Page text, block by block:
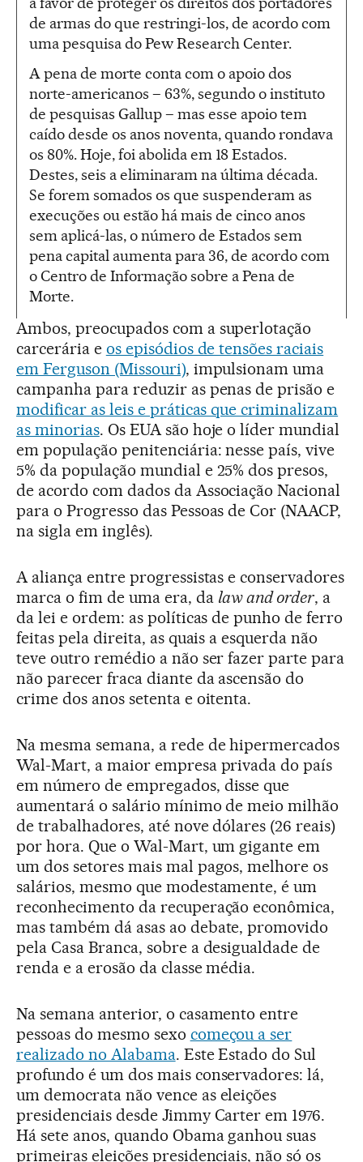
de armas do que restringi-los, de acordo com
uma pesquisa do Pew Research Center.
A pena de morte conta com o apoio dos
norte-americanos – 63%, segundo o instituto
de pesquisas Gallup – mas esse apoio tem
caído desde os anos noventa, quando rondava
os 80%. Hoje, foi abolida em 18 Estados.
Destes, seis a eliminaram na última década.
Se forem somados os que suspenderam as
execuções ou estão há mais de cinco anos
sem aplicá-las, o número de Estados sem
pena capital aumenta para 36, de acordo com
o Centro de Informação sobre a Pena de
Morte.
Ambos, preocupados com a superlotação
carcerária e os episódios de tensões raciais
em Ferguson (Missouri), impulsionam uma
campanha para reduzir as penas de prisão e
modificar as leis e práticas que criminalizam
as minorias. Os EUA são hoje o líder mundial
em população penitenciária: nesse país, vive
5% da população mundial e 25% dos presos,
de acordo com dados da Associação Nacional
para o Progresso das Pessoas de Cor (NAACP,
na sigla em inglês).
A aliança entre progressistas e conservadores
marca o fim de uma era, da law and order, a
da lei e ordem: as políticas de punho de ferro
feitas pela direita, as quais a esquerda não
teve outro remédio a não ser fazer parte para
não parecer fraca diante da ascensão do
crime dos anos setenta e oitenta.
Na mesma semana, a rede de hipermercados
Wal-Mart, a maior empresa privada do país
em número de empregados, disse que
aumentará o salário mínimo de meio milhão
de trabalhadores, até nove dólares (26 reais)
por hora. Que o Wal-Mart, um gigante em
um dos setores mais mal pagos, melhore os
salários, mesmo que modestamente, é um
reconhecimento da recuperação econômica,
mas também dá asas ao debate, promovido
pela Casa Branca, sobre a desigualdade de
renda e a erosão da classe média.
Na semana anterior, o casamento entre
pessoas do mesmo sexo começou a ser
realizado no Alabama. Este Estado do Sul
profundo é um dos mais conservadores: lá,
um democrata não vence as eleições
presidenciais desde Jimmy Carter em 1976.
Há sete anos, quando Obama ganhou suas
primeiras eleições presidenciais, não só os